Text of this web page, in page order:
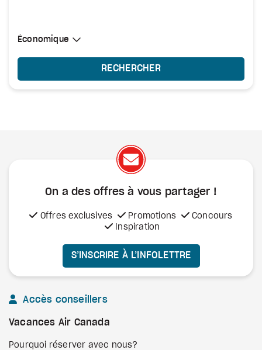
Sélectionner une cabine
Économique
Économique
RECHERCHER
On a des offres à vous partager !
Offres exclusives Promotions
Concours
Inspiration
S’INSCRIRE À L’INFOLETTRE
Accès conseillers
Vacances Air Canada
Pourquoi réserver avec nous?